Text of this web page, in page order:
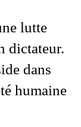
lutte
dictateur.
dans
humaine